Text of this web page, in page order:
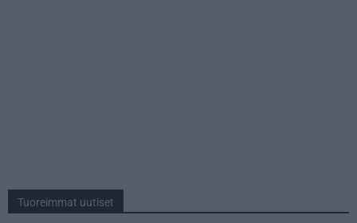
Tuoreimmat uutiset